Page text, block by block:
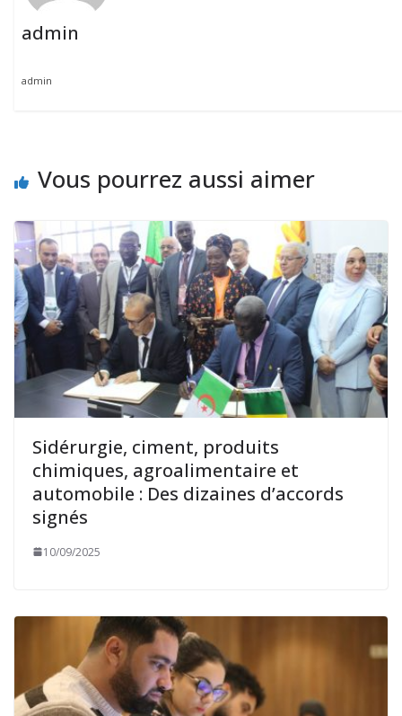
admin
admin
Vous pourrez aussi aimer
Sidérurgie, ciment, produits
chimiques, agroalimentaire et
automobile : Des dizaines d’accords
signés
10/09/2025